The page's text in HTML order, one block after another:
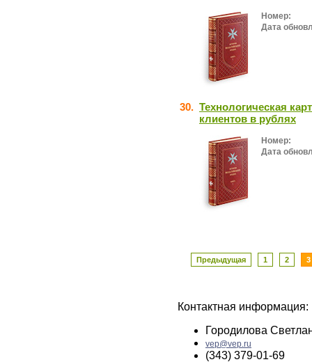
Номер:
Дата
30. Технологическая
клиентов в рублях
Номер:
Дата
Предыдущая 1 2 3
Контактная информация:
Городилова
vep@vep.ru
(343) 379-01-69